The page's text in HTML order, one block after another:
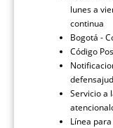
lunes a
continua
Bogotá -
Código
Servicio a
Línea